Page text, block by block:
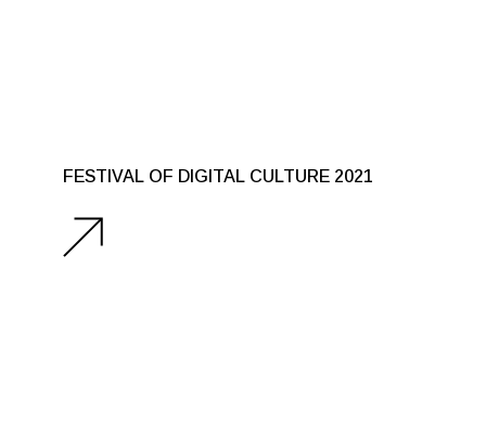
FESTIVAL OF DIGITAL CULTURE 2021